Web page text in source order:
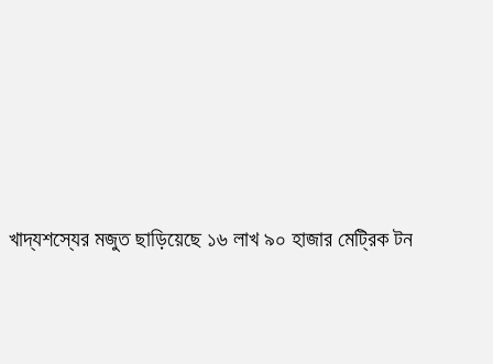
খাদ্যশস্যের মজুত ছাড়িয়েছে ১৬ লাখ ৯০ হাজার মেট্রিক টন